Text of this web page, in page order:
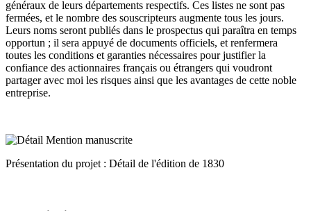
généraux de leurs départements respectifs. Ces listes ne sont pas
fermées, et le nombre des souscripteurs augmente tous les jours.
Leurs noms seront publiés dans le prospectus qui paraîtra en temps
opportun ; il sera appuyé de documents officiels, et renfermera
toutes les conditions et garanties nécessaires pour justifier la
confiance des actionnaires français ou étrangers qui voudront
partager avec moi les risques ainsi que les avantages de cette noble
entreprise.
Présentation du projet : Détail de l'édition de 1830